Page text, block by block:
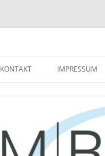
KONTAKT IMPRESSUM